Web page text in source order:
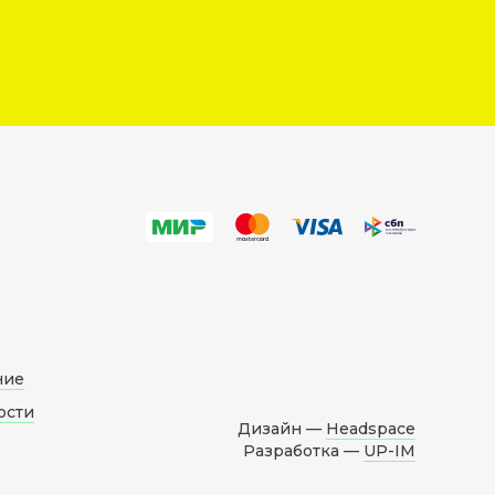
Дизайн — Headspace
Разработка — UP-IM